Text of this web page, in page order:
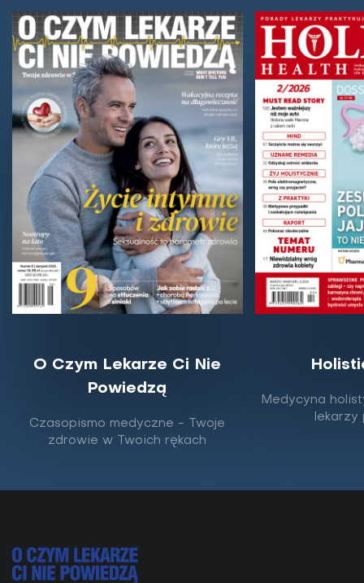
i jak leczyć wysokie podniebienie?
Wąska szczęka, ściśnięte zęby, ciągle otwarte usta,
skłonność do nieżytu nosa... Brzmi znajomo? To może
być podniebienie gotyckie. Dowiedz się,...
Dlaczego coraz częściej mamy krzywe
Antropolodzy są zgodni co do tego, że coś wywarło
O Czym Lekarze Ci Nie
Powiedzą
Czasopismo medyczne - Twoje
zdrowie w Twoich rękach
Medycyna
lekarzy